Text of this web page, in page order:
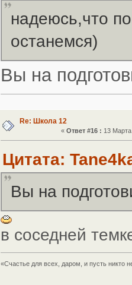
надеюсь,что
останемся)
Вы на
Re: Школа 12
« Ответ #16 : 13
Цитата:
Вы на
в соседней
«Счастье для всех, даром, и пусть никто